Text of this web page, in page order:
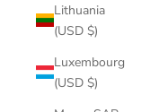
Lithuania
(USD $)
Luxembourg
(USD $)